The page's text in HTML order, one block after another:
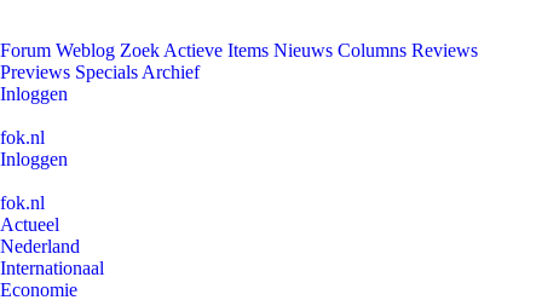
Forum Weblog Zoek Actieve Items Nieuws Columns Reviews
Previews Specials Archief
Inloggen
fok.nl
Inloggen
fok.nl
Actueel
Nederland
Internationaal
Economie